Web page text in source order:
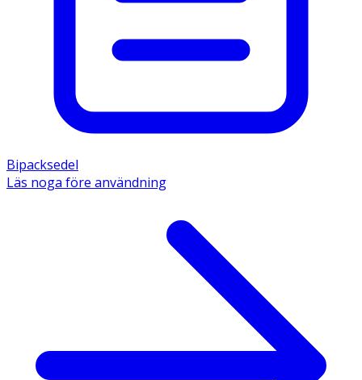
Bipacksedel
Läs noga före användning